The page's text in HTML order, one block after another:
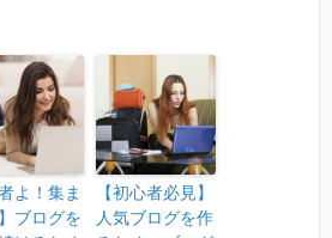
者よ！集ま
ブログを
【初心者必見】
人気ブログを作